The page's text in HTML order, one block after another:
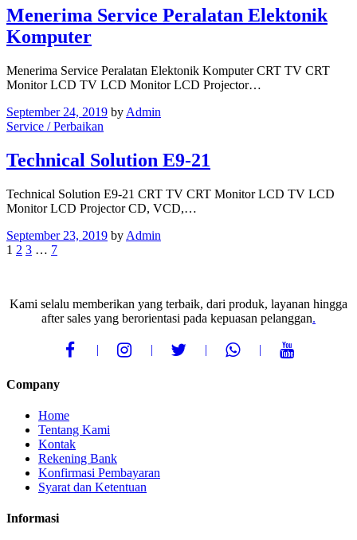
Menerima Service Peralatan Elektonik
Komputer
Menerima Service Peralatan Elektonik Komputer CRT TV CRT
Monitor LCD TV LCD Monitor LCD Projector…
September 24, 2019 by Admin
Service / Perbaikan
Technical Solution E9-21
Technical Solution E9-21 CRT TV CRT Monitor LCD TV LCD
Monitor LCD Projector CD, VCD,…
September 23, 2019 by Admin
1 2 3 … 7
Kami selalu memberikan yang terbaik, dari produk, layanan hingga
after sales yang berorientasi pada kepuasan pelanggan.
Company
Home
Tentang Kami
Kontak
Rekening Bank
Konfirmasi Pembayaran
Syarat dan Ketentuan
Informasi